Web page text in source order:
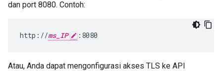
dan port 8080. Contoh:
http://ms_IP :8080
Atau, Anda dapat mengonfigurasi akses TLS ke API